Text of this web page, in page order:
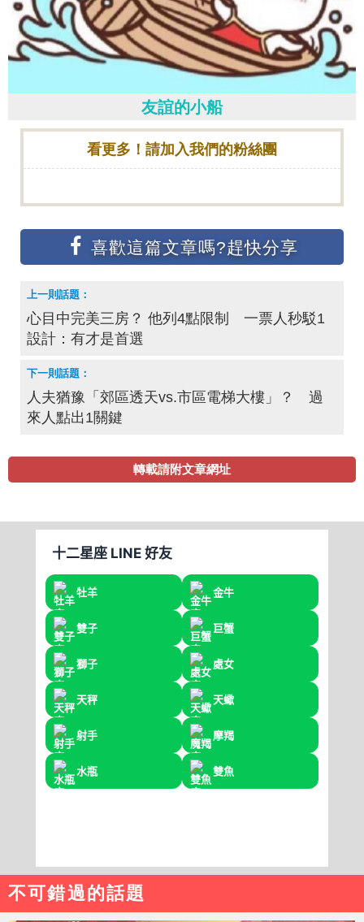
友誼的小船
看更多！請加入我們的粉絲團
心目中完美三房？ 他列4點限制 一票人秒駁1
設計：有才是首選
人夫猶豫「郊區透天vs.市區電梯大樓」？ 過
來人點出1關鍵
轉載請附文章網址
不可錯過的話題